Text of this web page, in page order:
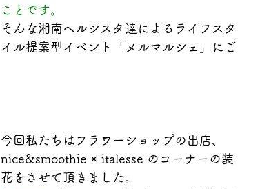
ことです。
そんな湘南ヘルシスタ達によるライフスタ
イル提案型イベント「メルマルシェ」にご
今回私たちはフラワーショップの出店、
nice&smoothie × italesse のコーナーの装
花をさせて頂きました。